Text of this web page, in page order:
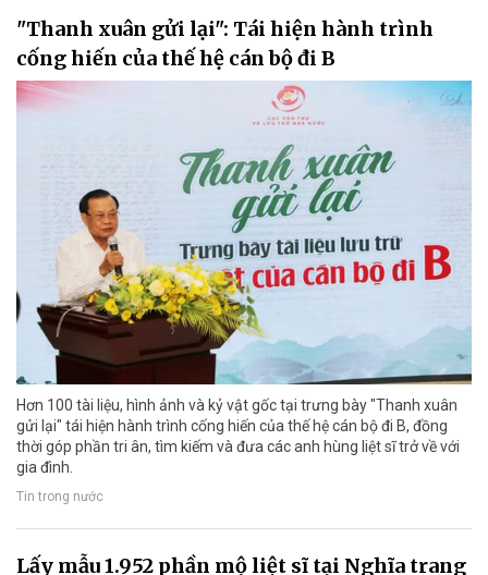
"Thanh xuân gửi lại": Tái hiện hành trình
cống hiến của thế hệ cán bộ đi B
Hơn 100 tài liệu, hình ảnh và kỷ vật gốc tại trưng bày "Thanh xuân
gửi lại" tái hiện hành trình cống hiến của thế hệ cán bộ đi B, đồng
thời góp phần tri ân, tìm kiếm và đưa các anh hùng liệt sĩ trở về với
gia đình.
Tin trong nước
Lấy mẫu 1.952 phần mộ liệt sĩ tại Nghĩa trang